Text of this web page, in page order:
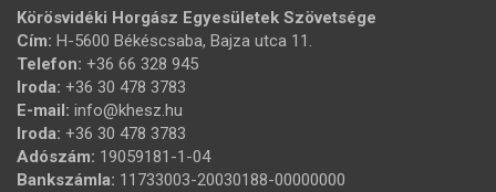
Körösvidéki Horgász Egyesületek Szövetsége
Cím: H-5600 Békéscsaba, Bajza utca 11.
Telefon: +36 66 328 945
Iroda: +36 30 478 3783
E-mail: info@khesz.hu
Iroda: +36 30 478 3783
Adószám: 19059181-1-04
Bankszámla: 11733003-20030188-00000000